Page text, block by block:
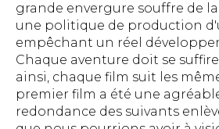
grande envergure souffre de
une politique de production
empêchant un réel
Chaque aventure doit se
ainsi, chaque film suit les
premier film a été une
redondance des suivants